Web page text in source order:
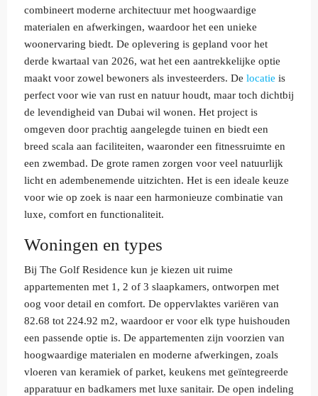
combineert moderne architectuur met hoogwaardige
materialen en afwerkingen, waardoor het een unieke
woonervaring biedt. De oplevering is gepland voor het
derde kwartaal van 2026, wat het een aantrekkelijke optie
maakt voor zowel bewoners als investeerders. De locatie is
perfect voor wie van rust en natuur houdt, maar toch dichtbij
de levendigheid van Dubai wil wonen. Het project is
omgeven door prachtig aangelegde tuinen en biedt een
breed scala aan faciliteiten, waaronder een fitnessruimte en
een zwembad. De grote ramen zorgen voor veel natuurlijk
licht en adembenemende uitzichten. Het is een ideale keuze
voor wie op zoek is naar een harmonieuze combinatie van
luxe, comfort en functionaliteit.
Woningen en types
Bij The Golf Residence kun je kiezen uit ruime
appartementen met 1, 2 of 3 slaapkamers, ontworpen met
oog voor detail en comfort. De oppervlaktes variëren van
82.68 tot 224.92 m2, waardoor er voor elk type huishouden
een passende optie is. De appartementen zijn voorzien van
hoogwaardige materialen en moderne afwerkingen, zoals
vloeren van keramiek of parket, keukens met geïntegreerde
apparatuur en badkamers met luxe sanitair. De open indeling